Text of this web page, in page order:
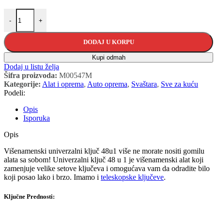
-
Višenamenski univerzalni ključ 48u1 količina
+
DODAJ U KORPU
Kupi odmah
Dodaj u listu želja
Šifra proizvoda: M00547M
Kategorije: Alat i oprema, Auto oprema, Svaštara, Sve za kuću
Podeli:
Opis
Isporuka
Opis
Višenamenski univerzalni ključ 48u1 više ne morate nositi gomilu
alata sa sobom! Univerzalni ključ 48 u 1 je višenamenski alat koji
zamenjuje velike setove ključeva i omogućava vam da odradite bilo
koji posao lako i brzo. Imamo i teleskopske ključeve.
Ključne Prednosti: